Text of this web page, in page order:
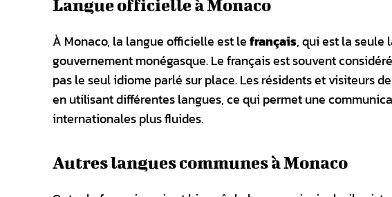
Langue officielle à Monaco
À Monaco, la langue officielle est lefrançais, qui est la seule
gouvernement monégasque. Le français est souvent
pas le seul idiome parlé sur place. Les résidents et visiteurs
en utilisant différentes langues, ce qui permet une
internationales plus fluides.
Autres langues communes à Monaco